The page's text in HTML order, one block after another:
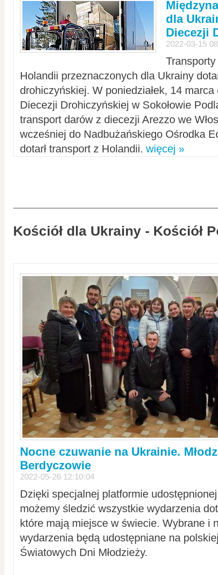
dla
Diecezji
2022-03-15
Holandii przeznaczonych dla Ukrainy
drohiczyńskiej. W poniedziałek, 14
Diecezji Drohiczyńskiej w Sokołowie
transport darów z diecezji Arezzo we
wcześniej do Nadbużańskiego Ośrodka
dotarł transport z Holandii. więcej »
Kościół dla Ukrainy - Kościół
Nocne czuwanie na Ukrainie.
Berdyczowie
2022-05-26 12:10:04
Dzięki specjalnej platformie
możemy śledzić wszystkie wydarzenia
które mają miejsce w świecie. Wybrane i
wydarzenia będą udostępniane na
Światowych Dni Młodzieży.